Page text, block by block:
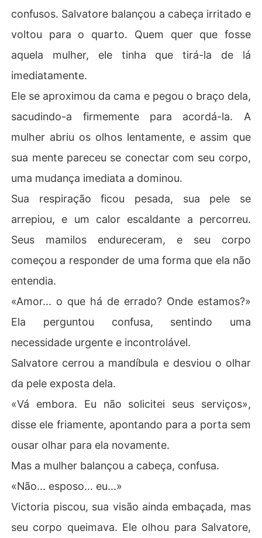
confusos. Salvatore balançou a cabeça irritado e
voltou para o quarto. Quem quer que fosse
aquela mulher, ele tinha que tirá-la de lá
imediatamente.
Ele se aproximou da cama e pegou o braço dela,
sacudindo-a firmemente para acordá-la. A
mulher abriu os olhos lentamente, e assim que
sua mente pareceu se conectar com seu corpo,
uma mudança imediata a dominou.
Sua respiração ficou pesada, sua pele se
arrepiou, e um calor escaldante a percorreu.
Seus mamilos endureceram, e seu corpo
começou a responder de uma forma que ela não
entendia.
«Amor... o que há de errado? Onde estamos?»
Ela perguntou confusa, sentindo uma
necessidade urgente e incontrolável.
Salvatore cerrou a mandíbula e desviou o olhar
da pele exposta dela.
«Vá embora. Eu não solicitei seus serviços»,
disse ele friamente, apontando para a porta sem
ousar olhar para ela novamente.
Mas a mulher balançou a cabeça, confusa.
«Não... esposo... eu...»
Victoria piscou, sua visão ainda embaçada, mas
seu corpo queimava. Ele olhou para Salvatore,